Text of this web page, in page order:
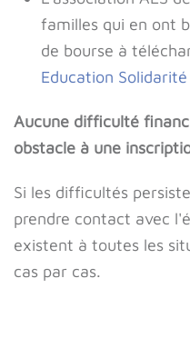
familles qui en ont
de bourse à
Education
Aucune difficulté
obstacle à une
Si les difficultés
prendre contact avec
existent à toutes les
cas par cas.